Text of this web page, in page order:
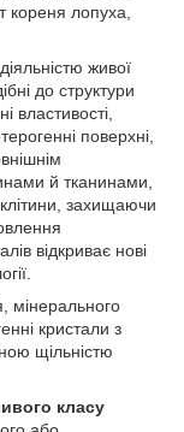
кореня лопуха,
жи­вої
до структури
властивості,
поверхні,
й тканинами,
захищаючи
відкриває нові
мінерального
кристали з
щільністю
класу